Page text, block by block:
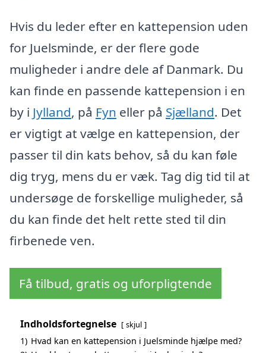
Hvis du leder efter en kattepension uden
for Juelsminde, er der flere gode
muligheder i andre dele af Danmark. Du
kan finde en passende kattepension i en
by i Jylland, på Fyn eller på Sjælland. Det
er vigtigt at vælge en kattepension, der
passer til din kats behov, så du kan føle
dig tryg, mens du er væk. Tag dig tid til at
undersøge de forskellige muligheder, så
du kan finde det helt rette sted til din
firbenede ven.
Få tilbud, gratis og uforpligtende
Indholdsfortegnelse skjul
1) Hvad kan en kattepension i Juelsminde hjælpe med?